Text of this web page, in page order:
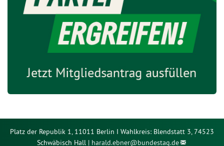
Platz der Republik 1, 11011 Berlin I Wahlkreis: Blendstatt 3, 74523
Schwäbisch Hall | harald.ebner@bundestag.de